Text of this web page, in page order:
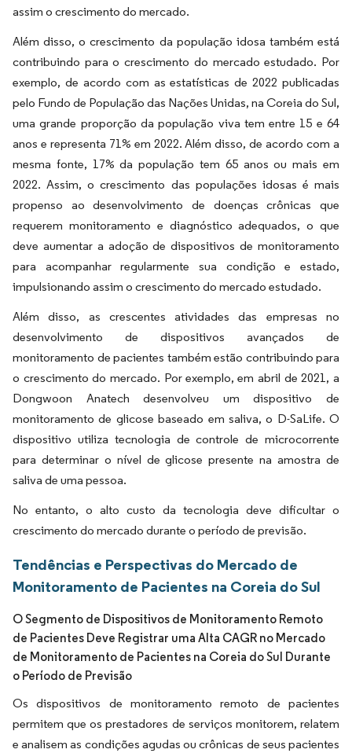
assim o crescimento do mercado.
Além disso, o crescimento da população idosa também está
contribuindo para o crescimento do mercado estudado. Por
exemplo, de acordo com as estatísticas de 2022 publicadas
pelo Fundo de População das Nações Unidas, na Coreia do Sul,
uma grande proporção da população viva tem entre 15 e 64
anos e representa 71% em 2022. Além disso, de acordo com a
mesma fonte, 17% da população tem 65 anos ou mais em
2022. Assim, o crescimento das populações idosas é mais
propenso ao desenvolvimento de doenças crônicas que
requerem monitoramento e diagnóstico adequados, o que
deve aumentar a adoção de dispositivos de monitoramento
para acompanhar regularmente sua condição e estado,
impulsionando assim o crescimento do mercado estudado.
Além disso, as crescentes atividades das empresas no
desenvolvimento de dispositivos avançados de
monitoramento de pacientes também estão contribuindo para
o crescimento do mercado. Por exemplo, em abril de 2021, a
Dongwoon Anatech desenvolveu um dispositivo de
monitoramento de glicose baseado em saliva, o D-SaLife. O
dispositivo utiliza tecnologia de controle de microcorrente
para determinar o nível de glicose presente na amostra de
saliva de uma pessoa.
No entanto, o alto custo da tecnologia deve dificultar o
crescimento do mercado durante o período de previsão.
Tendências e Perspectivas do Mercado de
Monitoramento de Pacientes na Coreia do Sul
O Segmento de Dispositivos de Monitoramento Remoto
de Pacientes Deve Registrar uma Alta CAGR no Mercado
de Monitoramento de Pacientes na Coreia do Sul Durante
o Período de Previsão
Os dispositivos de monitoramento remoto de pacientes
permitem que os prestadores de serviços monitorem, relatem
e analisem as condições agudas ou crônicas de seus pacientes